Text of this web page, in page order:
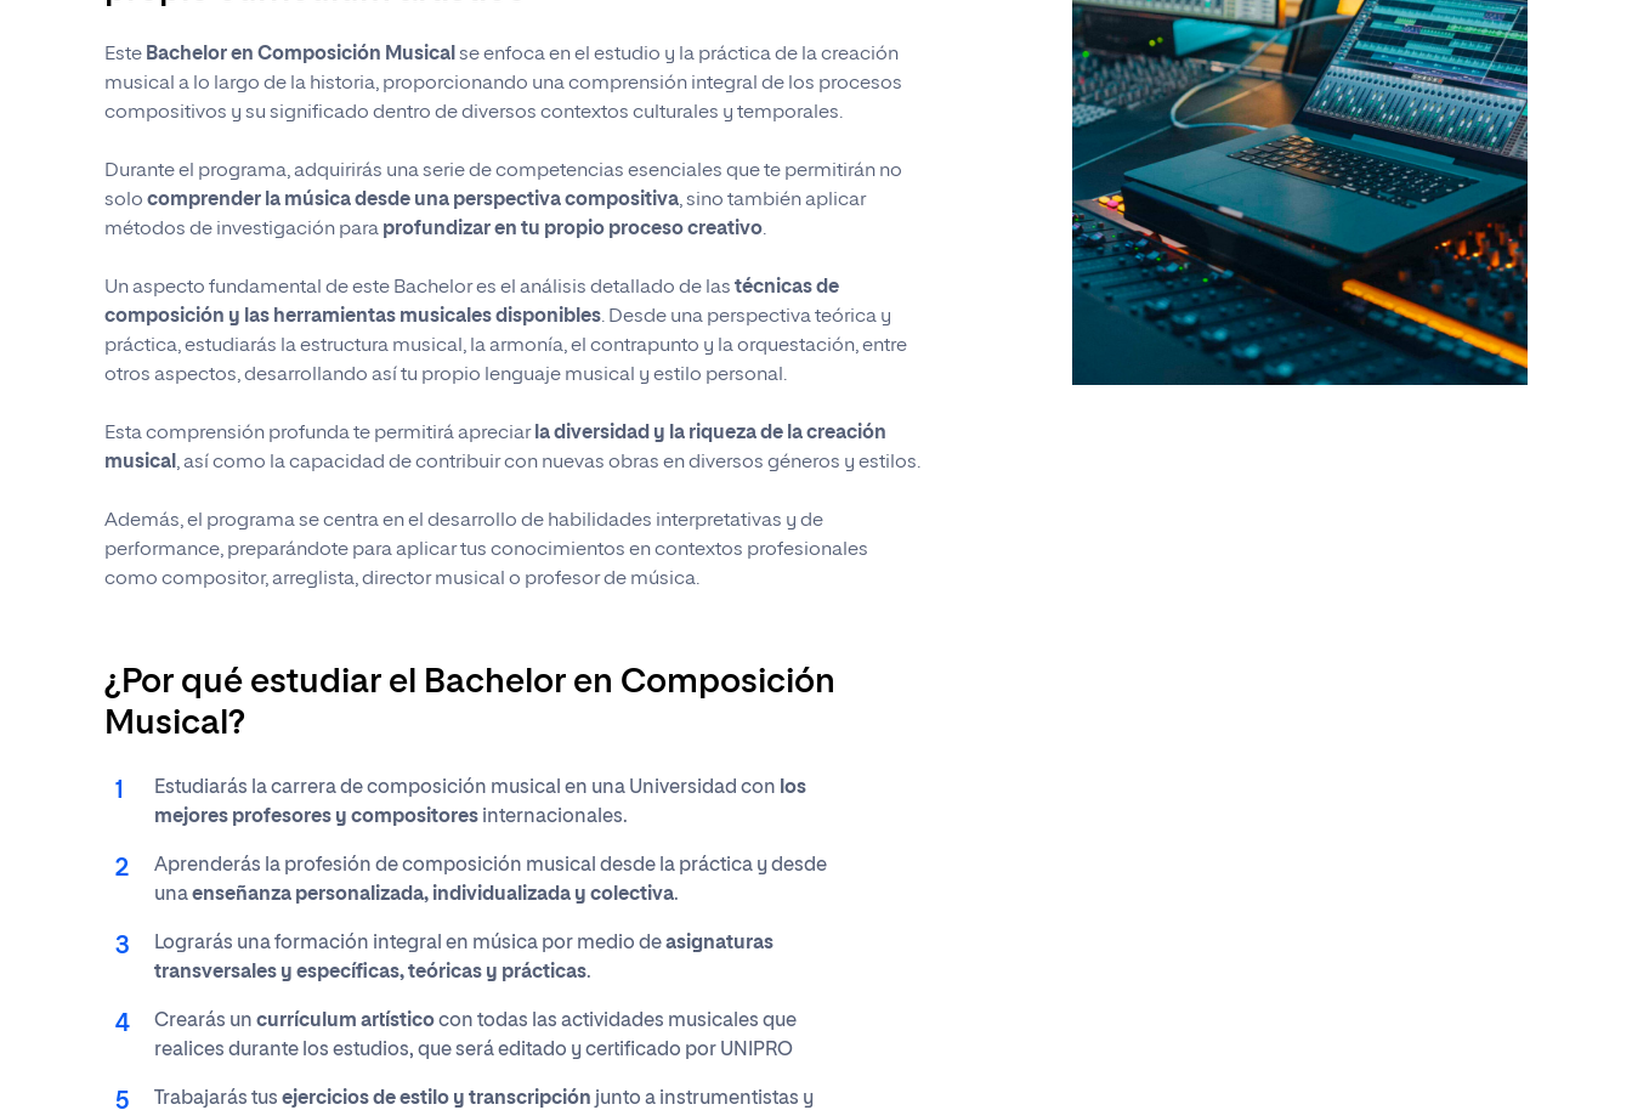
Empresa
Ciencias de la Salud
Este Bachelor en Composición Musical se enfoca en el estudio y la práctica de la creación
musical a lo largo de la historia, proporcionando una comprensión integral de los procesos
compositivos y su significado dentro de diversos contextos culturales y temporales.
Durante el programa, adquirirás una serie de competencias esenciales que te permitirán no
solo comprender la música desde una perspectiva compositiva, sino también aplicar
métodos de investigación para profundizar en tu propio proceso creativo.
Un aspecto fundamental de este Bachelor es el análisis detallado de las técnicas de
composición y las herramientas musicales disponibles. Desde una perspectiva teórica y
práctica, estudiarás la estructura musical, la armonía, el contrapunto y la orquestación, entre
otros aspectos, desarrollando así tu propio lenguaje musical y estilo personal.
Esta comprensión profunda te permitirá apreciarla diversidad y la riqueza de la creación
musical , así como la capacidad de contribuir con nuevas obras en diversos géneros y estilos.
Además, el programa se centra en el desarrollo de habilidades interpretativas y de
performance, preparándote para aplicar tus conocimientos en contextos profesionales
como compositor, arreglista, director musical o profesor de música.
¿Por qué estudiar el Bachelor en Composición
Musical?
Estudiarás la carrera de composición musical en una Universidad con los
mejores profesores y compositoresinternacionales.
Aprenderás la profesión de composición musical desde la práctica y desde
unaenseñanza personalizada, individualizada y colectiva.
Lograrás una formación integral en música por medio deasignaturas
transversales y específicas, teóricas y prácticas.
Crearás un currículum artísticocon todas las actividades musicales que
realices durante los estudios, que será editado y certificado por UNIPRO
Trabajarás tus ejercicios de estilo y transcripción junto a instrumentistas y